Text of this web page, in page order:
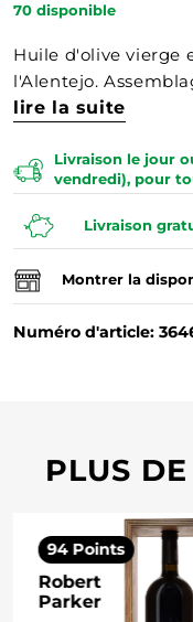
70 disponible
Huile d'olive vierge
l'Alentejo.
lire la suite
Livraison le jour
vendredi), pour
Livraison
Montrer la
Numéro d'article:
PLUS
94 Points
Robert
Parker